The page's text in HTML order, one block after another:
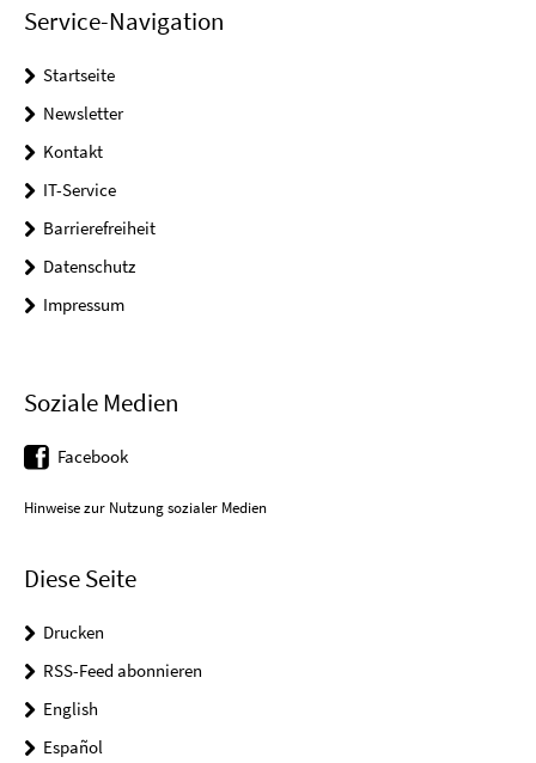
Service-Navigation
Startseite
Newsletter
Kontakt
IT-Service
Barrierefreiheit
Datenschutz
Impressum
Soziale Medien
Facebook
Hinweise zur Nutzung sozialer Medien
Diese Seite
Drucken
RSS-Feed abonnieren
English
Español